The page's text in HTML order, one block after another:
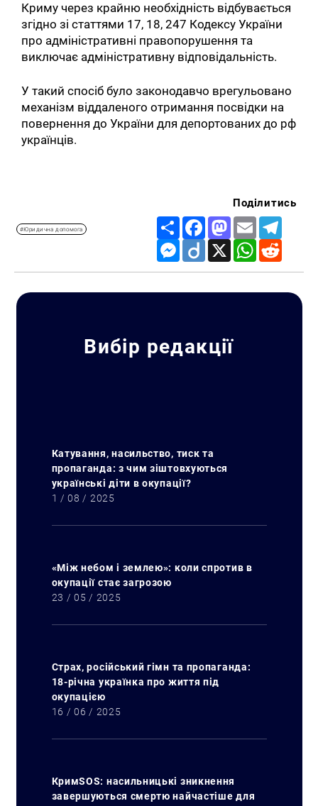
Криму через крайню необхідність відбувається
згідно зі статтями 17, 18, 247 Кодексу України
про адміністративні правопорушення та
виключає адміністративну відповідальність.
У такий спосіб було законодавчо врегульовано
механізм віддаленого отримання посвідки на
повернення до України для депортованих до рф
українців.
#Юридична допомога
Поділитись
Share FacebookMastodon
Email
Messenger
Diigo X WhatsApp
Вибір редакції
Катування, насильство, тиск та
пропаганда: з чим зіштовхуються
українські діти в окупації?
1 / 08 / 2025
«Між небом і землею»: коли спротив в
окупації стає загрозою
23 / 05 / 2025
Страх, російський гімн та пропаганда:
18-річна українка про життя під
окупацією
16 / 06 / 2025
КримSOS: насильницькі зникнення
завершуються смертю найчастіше для